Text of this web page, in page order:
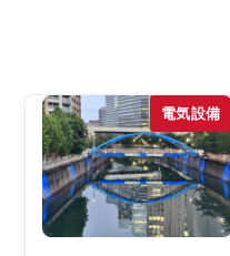
電気設備